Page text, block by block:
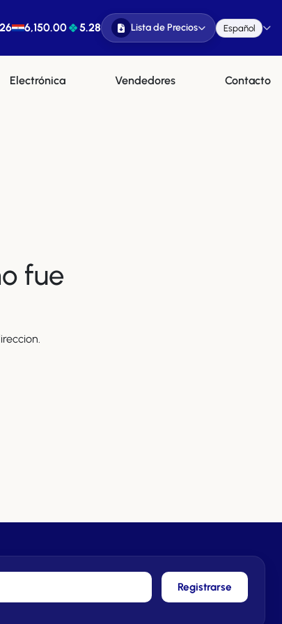
6,150.00 5.28 Lista de Precios Español
Electrónica Vendedores Contacto
fue
Registrarse